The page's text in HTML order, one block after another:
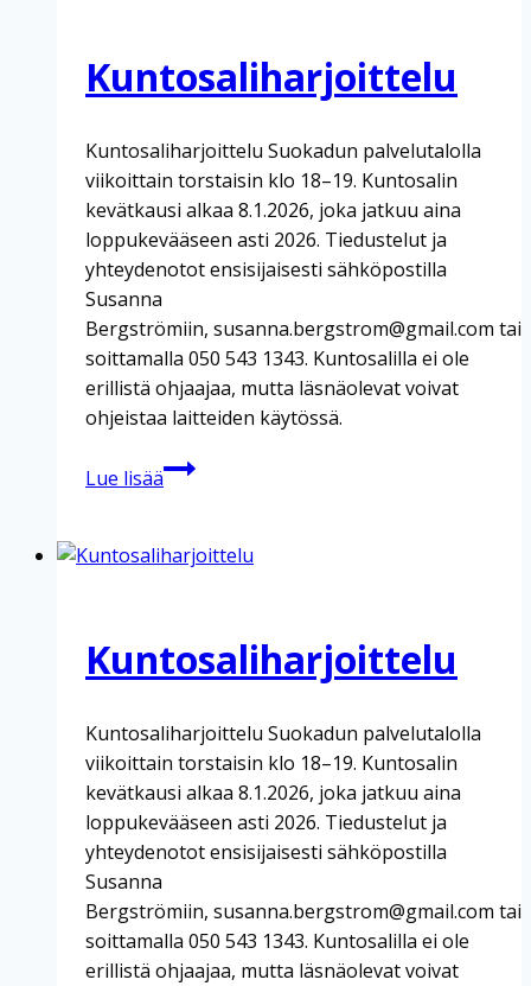
Kuntosaliharjoittelu
Kuntosaliharjoittelu Suokadun palvelutalolla
viikoittain torstaisin klo 18–19. Kuntosalin
kevätkausi alkaa 8.1.2026, joka jatkuu aina
loppukevääseen asti 2026. Tiedustelut ja
yhteydenotot ensisijaisesti sähköpostilla
Susanna
Bergströmiin, susanna.bergstrom@gmail.com tai
soittamalla 050 543 1343. Kuntosalilla ei ole
erillistä ohjaajaa, mutta läsnäolevat voivat
ohjeistaa laitteiden käytössä.
Lue lisääKuntosaliharjoittelu
Kuntosaliharjoittelu
Kuntosaliharjoittelu Suokadun palvelutalolla
viikoittain torstaisin klo 18–19. Kuntosalin
kevätkausi alkaa 8.1.2026, joka jatkuu aina
loppukevääseen asti 2026. Tiedustelut ja
yhteydenotot ensisijaisesti sähköpostilla
Susanna
Bergströmiin, susanna.bergstrom@gmail.com tai
soittamalla 050 543 1343. Kuntosalilla ei ole
erillistä ohjaajaa, mutta läsnäolevat voivat